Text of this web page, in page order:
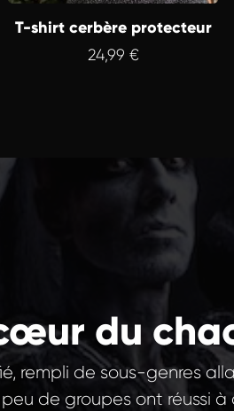
T-shirt cerbère protecteur
24,99 €
du
rempli de sous-genres
de groupes ont réussi